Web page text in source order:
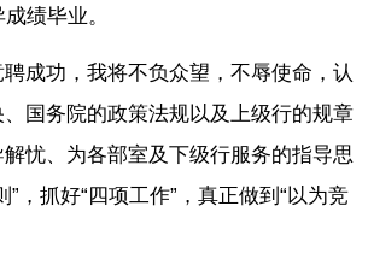
绩毕业。
成功，我将不负众望，不辱使命，认
国务院的政策法规以及上级行的规章
忧、为各部室及下级行服务的指导思
”，抓好“四项工作”，真正做到“以为竞